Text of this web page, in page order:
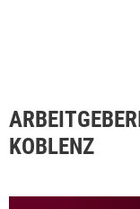
KOBLENZ